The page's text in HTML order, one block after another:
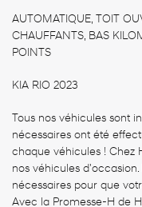
AUTOMATIQUE, TOIT
CHAUFFANTS, BAS
POINTS
KIA RIO 2023
Tous nos véhicules sont
nécessaires ont été
chaque véhicules ! Chez
nos véhicules
nécessaires pour que
Avec la Promesse-H de